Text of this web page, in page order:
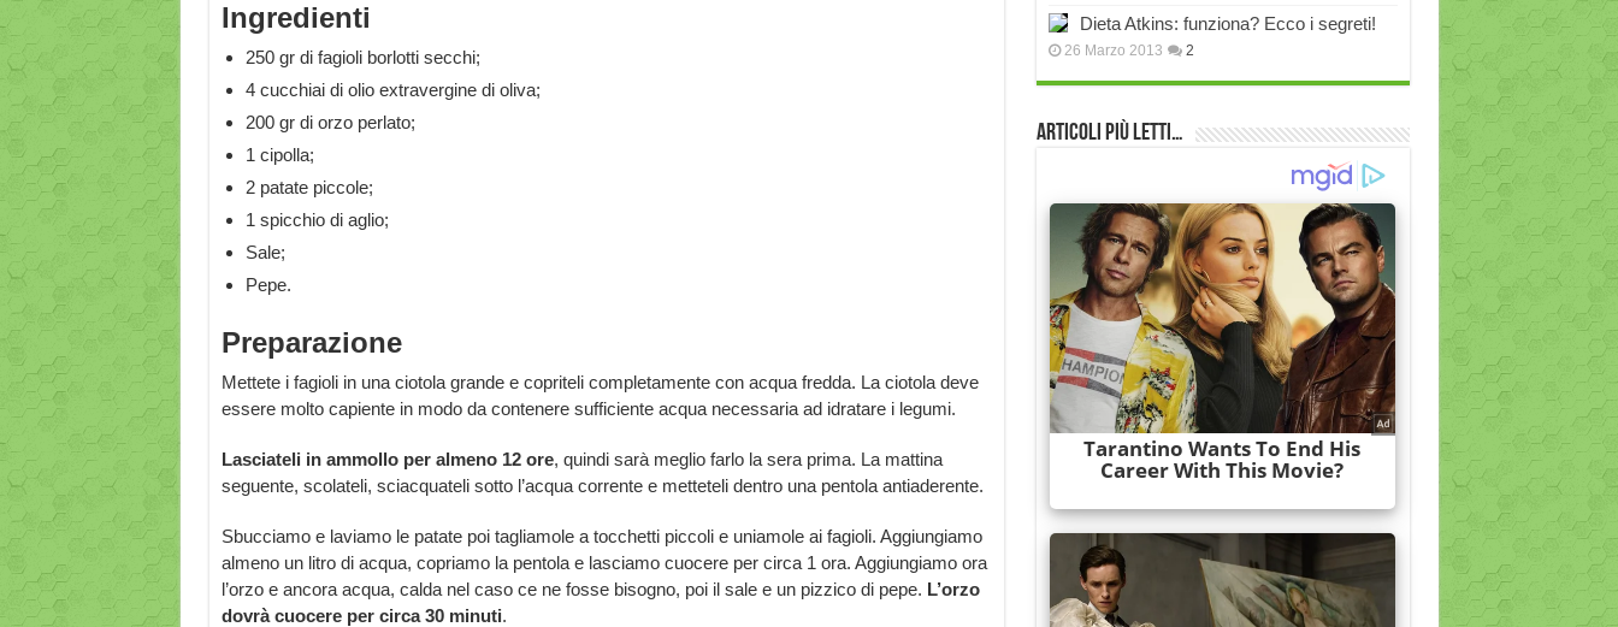
Ingredienti
250 gr di fagioli borlotti secchi;
4 cucchiai di olio extravergine di oliva;
200 gr di orzo perlato;
1 cipolla;
2 patate piccole;
1 spicchio di aglio;
Sale;
Pepe.
Preparazione
Mettete i fagioli in una ciotola grande e copriteli completamente con acqua fredda. La ciotola deve
essere molto capiente in modo da contenere sufficiente acqua necessaria ad idratare i legumi.
Lasciateli in ammollo per almeno 12 ore, quindi sarà meglio farlo la sera prima. La mattina
seguente, scolateli, sciacquateli sotto l’acqua corrente e metteteli dentro una pentola antiaderente.
Sbucciamo e laviamo le patate poi tagliamole a tocchetti piccoli e uniamole ai fagioli. Aggiungiamo
almeno un litro di acqua, copriamo la pentola e lasciamo cuocere per circa 1 ora. Aggiungiamo ora
l’orzo e ancora acqua, calda nel caso ce ne fosse bisogno, poi il sale e un pizzico di pepe. L’orzo
dovrà cuocere per circa 30 minuti.
Dieta Atkins: funziona? Ecco i segreti!
26 Marzo 2013 2
Articoli più Letti…